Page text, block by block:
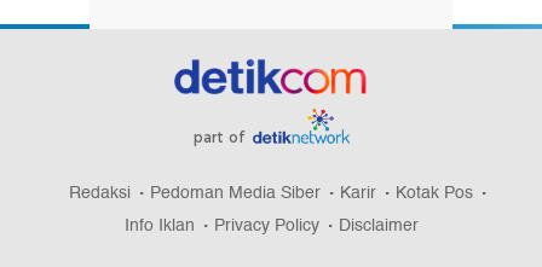
part of
Redaksi Pedoman Media Siber Karir
Kotak Pos
Info Iklan
Privacy Policy Disclaimer